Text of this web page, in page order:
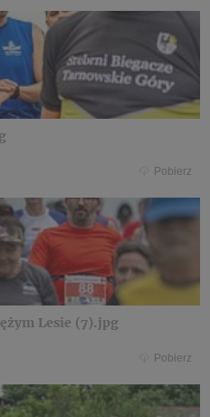
Pobierz
Lesie (7).jpg
Pobierz